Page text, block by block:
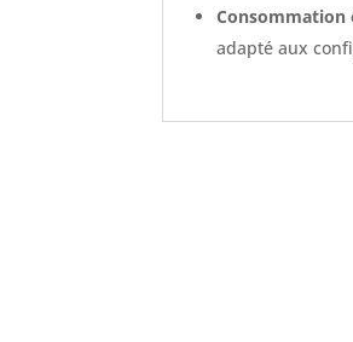
Consommation
adapté aux